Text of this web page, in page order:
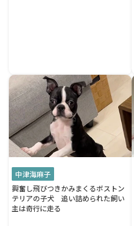
中津海麻子
興奮し飛びつきかみまくるボストン
テリアの子犬 追い詰められた飼い
主は奇行に走る